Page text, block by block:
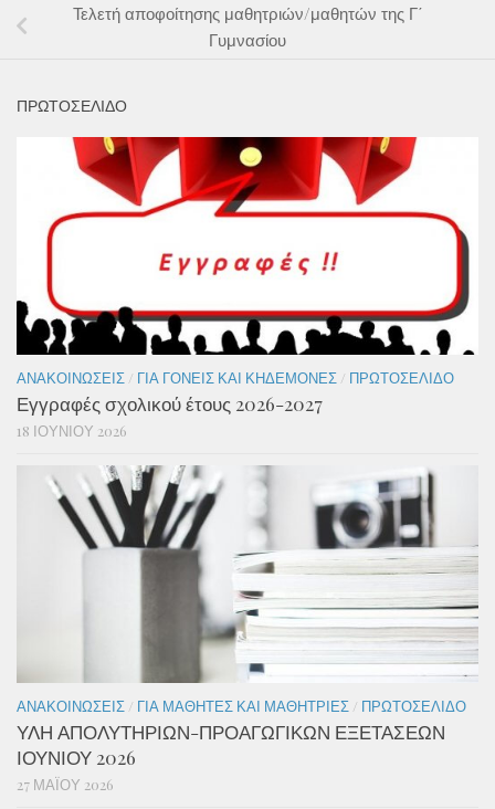
Τελετή αποφοίτησης μαθητριών/μαθητών της Γ΄
Γυμνασίου
ΠΡΩΤΟΣΕΛΙΔΟ
ΑΝΑΚΟΙΝΏΣΕΙΣ / ΓΙΑ ΓΟΝΕΊΣ ΚΑΙ ΚΗΔΕΜΌΝΕΣ / ΠΡΩΤΟΣΈΛΙΔΟ
Εγγραφές σχολικού έτους 2026-2027
18 ΙΟΥΝΊΟΥ 2026
ΑΝΑΚΟΙΝΏΣΕΙΣ / ΓΙΑ ΜΑΘΗΤΈΣ ΚΑΙ ΜΑΘΉΤΡΙΕΣ / ΠΡΩΤΟΣΈΛΙΔΟ
ΥΛΗ ΑΠΟΛΥΤΗΡΙΩΝ-ΠΡΟΑΓΩΓΙΚΩΝ ΕΞΕΤΑΣΕΩΝ
ΙΟΥΝΙΟΥ 2026
27 ΜΑΪ́ΟΥ 2026